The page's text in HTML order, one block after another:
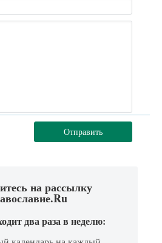
Отправить
на рассылку
два раза в неделю: